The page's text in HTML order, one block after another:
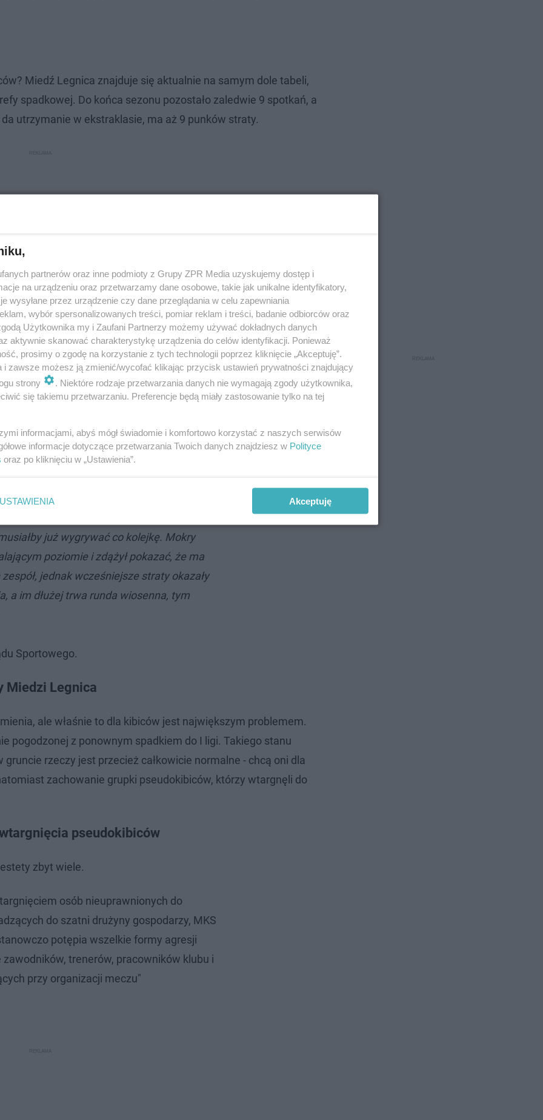
Miedź Legnica znajduje się aktualnie na samym dole tabeli,
spadkowej. Do końca sezonu pozostało zaledwie 9 spotkań, a
utrzymanie w ekstraklasie, ma aż 9 punków straty.
Miedzi Legnica jest fakt, że naprawdę źle
części sezonu, gdy jej trenerem był
Niedoświadczony szkoleniowiec przeżył
z Ekstraklasą, a jego największym
bramek nawet w meczach, w których
się z bardzo dobrej strony. Od kiedy w
było widać praktycznie z meczu na
już wygrywać co kolejkę. Mokry
poziomie i zdążył pokazać, że ma
jednak wcześniejsze straty okazały
a im dłużej trwa runda wiosenna, tym
Sportowego.
Miedzi Legnica
ale właśnie to dla kibiców jest największym problemem.
pogodzonej z ponownym spadkiem do I ligi. Takiego stanu
rzeczy jest przecież całkowicie normalne - chcą oni dla
zachowanie grupki pseudokibiców, którzy wtargnęli do
pseudokibiców
zbyt wiele.
osób nieuprawnionych do
do szatni drużyny gospodarzy, MKS
potępia wszelkie formy agresji
trenerów, pracowników klubu i
przy organizacji meczu"
partnerów oraz inne podmioty z Grupy ZPR Media uzyskujemy dostęp i
na urządzeniu oraz przetwarzamy dane osobowe, takie jak unikalne identyfikatory,
wysyłane przez urządzenie czy dane przeglądania w celu zapewniania
wybór spersonalizowanych treści, pomiar reklam i treści, badanie odbiorców oraz
Użytkownika my i Zaufani Partnerzy możemy używać dokładnych danych
aktywnie skanować charakterystykę urządzenia do celów identyfikacji. Ponieważ
prosimy o zgodę na korzystanie z tych technologii poprzez kliknięcie „Akceptuję”.
i zawsze możesz ją zmienić/wycofać klikając przycisk ustawień prywatności znajdujący
strony
. Niektóre rodzaje przetwarzania danych nie wymagają zgody użytkownika,
się takiemu przetwarzaniu. Preferencje będą miały zastosowanie tylko na tej
informacjami, abyś mógł świadomie i komfortowo korzystać z naszych serwisów
informacje dotyczące przetwarzania Twoich danych znajdziesz w Polityce
oraz po kliknięciu w „Ustawienia”.
USTAWIENIA Akceptuję